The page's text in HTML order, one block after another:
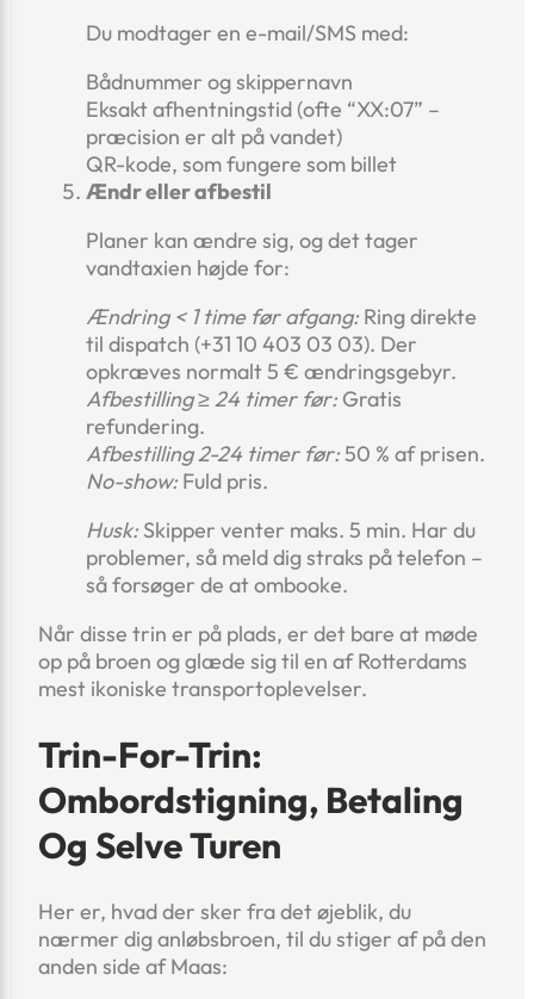
Du modtager en e-mail/SMS med:
Bådnummer og skippernavn
Eksakt afhentningstid (ofte “XX:07” –
præcision er alt på vandet)
QR-kode, som fungere som billet
Ændr eller afbestil
Planer kan ændre sig, og det tager
vandtaxien højde for:
Ændring < 1 time før afgang: Ring direkte
til dispatch (+31 10 403 03 03). Der
opkræves normalt 5 € ændringsgebyr.
Afbestilling ≥ 24 timer før: Gratis
refundering.
Afbestilling 2-24 timer før:50 % af prisen.
No-show: Fuld pris.
Husk: Skipper venter maks. 5 min. Har du
problemer, så meld dig straks på telefon –
så forsøger de at ombooke.
Når disse trin er på plads, er det bare at møde
op på broen og glæde sig til en af Rotterdams
mest ikoniske transportoplevelser.
Trin-For-Trin:
Ombordstigning, Betaling
Og Selve Turen
Her er, hvad der sker fra det øjeblik, du
nærmer dig anløbsbroen, til du stiger af på den
anden side af Maas: